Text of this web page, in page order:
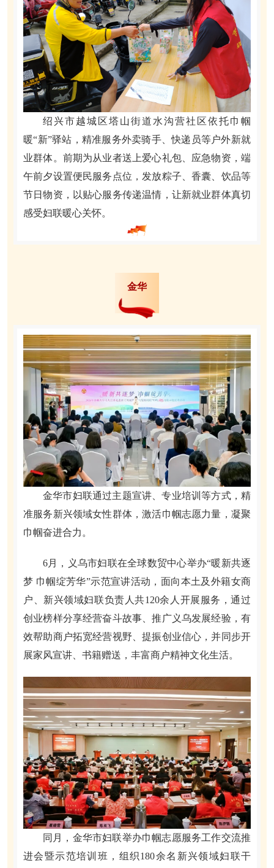
绍兴市越城区塔山街道水沟营社区依托巾帼
暖“新”驿站，精准服务外卖骑手、快递员等户外新就
业群体。前期为从业者送上爱心礼包、应急物资，端
午前夕设置便民服务点位，发放粽子、香囊、饮品等
节日物资，以贴心服务传递温情，让新就业群体真切
感受妇联暖心关怀。
金华
金华市妇联通过主题宣讲、专业培训等方式，精
准服务新兴领域女性群体，激活巾帼志愿力量，凝聚
巾帼奋进合力。
6月，义乌市妇联在全球数贸中心举办“暖新共逐
梦 巾帼绽芳华”示范宣讲活动，面向本土及外籍女商
户、新兴领域妇联负责人共120余人开展服务，通过
创业榜样分享经营奋斗故事、推广义乌发展经验，有
效帮助商户拓宽经营视野、提振创业信心，并同步开
展家风宣讲、书籍赠送，丰富商户精神文化生活。
同月，金华市妇联举办巾帼志愿服务工作交流推
进会暨示范培训班，组织180余名新兴领域妇联干